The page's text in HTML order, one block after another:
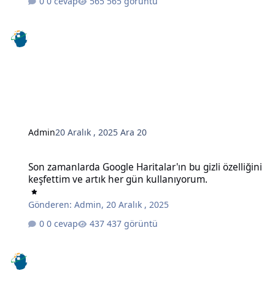
Admin20 Aralık , 2025Ara 20
Son zamanlarda Google Haritalar'ın bu gizli özelliğini
keşfettim ve artık her gün kullanıyorum.
Gönderen:Admin,20 Aralık , 2025
0 cevap
437 görüntü